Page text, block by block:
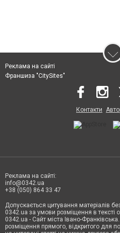
Реклама на сайті
Франшиза "CitySites"
Контакти
Реклама на сайті:
info@0342.ua
+38 (050) 864 33 47
Допускається цитування матеріалів
0342.ua за умови розміщення в тексті
0342.ua - Сайт міста Івано-
розміщення прямого, відкритого для